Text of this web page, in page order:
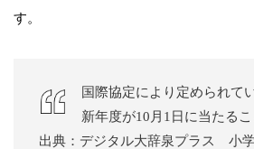
す。
国際協定により定められて
新年度が10月1日に当たるこ
出典：デジタル大辞泉プラス 小